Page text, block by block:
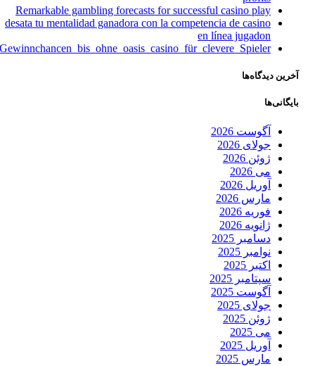
Remarkable gambling forecasts for successful casino play
desata tu mentalidad ganadora con la competencia de casino
en línea jugadon
آخرین دیدگاه‌ها
بایگانی‌ها
آگوست 2026
جولای 2026
ژوئن 2026
می 2026
آوریل 2026
مارس 2026
فوریه 2026
ژانویه 2026
دسامبر 2025
نوامبر 2025
اکتبر 2025
سپتامبر 2025
آگوست 2025
جولای 2025
ژوئن 2025
می 2025
آوریل 2025
مارس 2025